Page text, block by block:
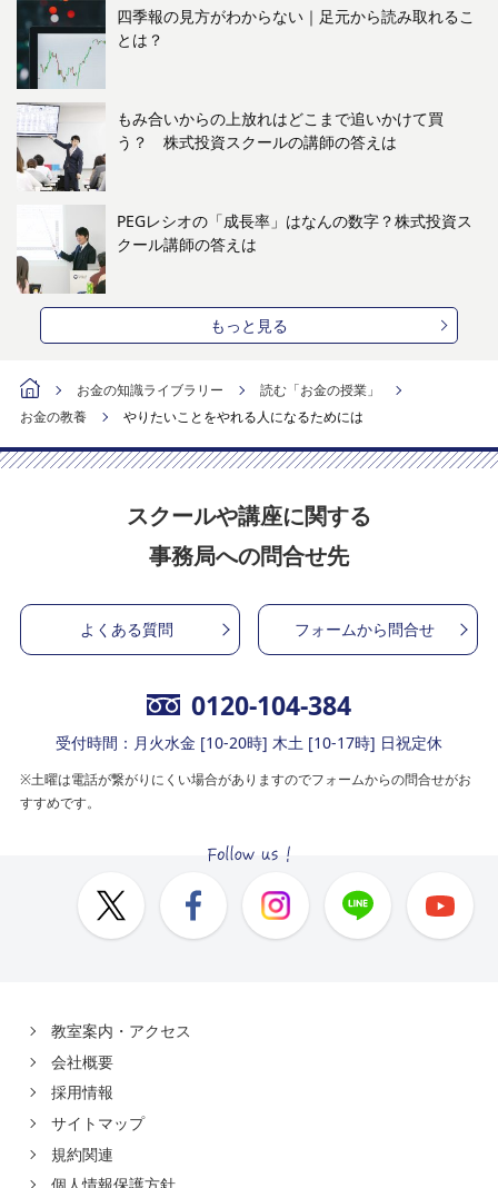
四季報の見方がわからない｜足元から読み取れるこ
とは？
もみ合いからの上放れはどこまで追いかけて買
う？ 株式投資スクールの講師の答えは
PEGレシオの「成長率」はなんの数字？株式投資ス
クール講師の答えは
もっと見る
お金の知識ライブラリー
読む「お金の授業」
お金の教養
やりたいことをやれる人になるためには
スクールや講座に関する
事務局への問合せ先
よくある質問 フォームから問合せ
0120-104-384
受付時間：月火水金 [10-20時] 木土 [10-17時] 日祝定休
※土曜は電話が繋がりにくい場合がありますのでフォームからの問合せがお
すすめです。
教室案内・アクセス
会社概要
採用情報
サイトマップ
規約関連